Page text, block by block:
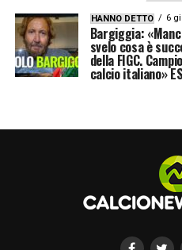
HANNO DETTO 6
Bargiggia:
svelo cosa è
della FIGC.
calcio italiano»